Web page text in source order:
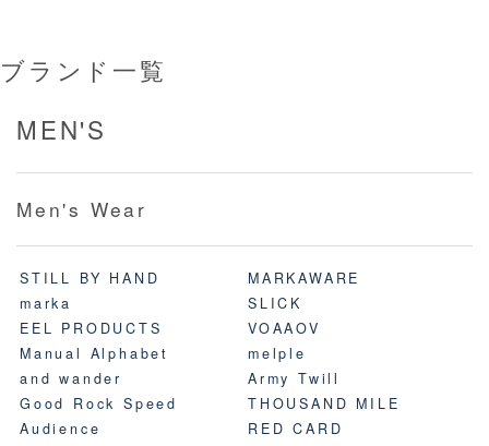
ブランド一覧
MEN'S
Men's Wear
STILL BY HAND
MARKAWARE
marka
SLICK
EEL PRODUCTS
VOAAOV
Manual Alphabet
melple
and wander
Army Twill
Good Rock Speed
THOUSAND MILE
Audience
RED CARD